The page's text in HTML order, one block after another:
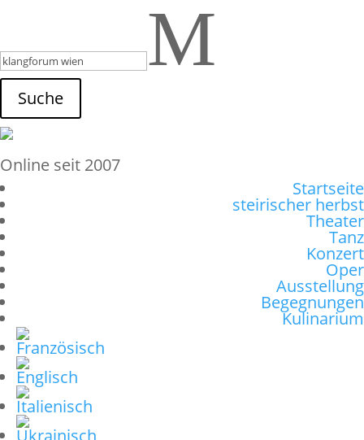
M
Suche
Online seit 2007
Startseite
steirischer herbst
Theater
Tanz
Konzert
Oper
Ausstellung
Begegnungen
Kulinarium